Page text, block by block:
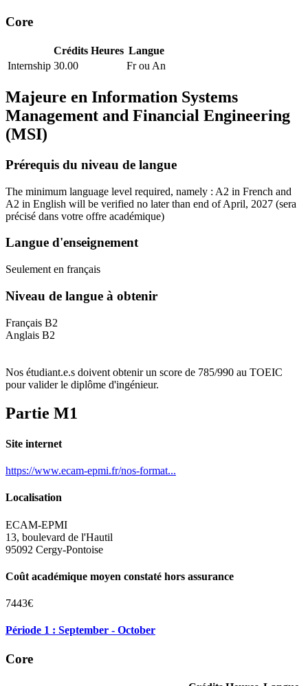
Core
Crédits Heures Langue
Internship 30.00 Fr ou An
Majeure en Information Systems
Management and Financial Engineering
(MSI)
Prérequis du niveau de langue
The minimum language level required, namely : A2 in French and
A2 in English will be verified no later than end of April, 2027 (sera
précisé dans votre offre académique)
Langue d'enseignement
Seulement en français
Niveau de langue à obtenir
Français B2
Anglais B2
Nos étudiant.e.s doivent obtenir un score de 785/990 au TOEIC
pour valider le diplôme d'ingénieur.
Partie M1
Site internet
https://www.ecam-epmi.fr/nos-format...
Localisation
ECAM-EPMI
13, boulevard de l'Hautil
95092 Cergy-Pontoise
Coût académique moyen constaté hors assurance
7443€
Période 1 : September - October
Core